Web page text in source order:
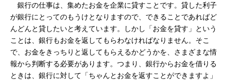
銀行の仕事は、集めたお金を企業に貸すことです。貸した利子
が銀行にとってのもうけとなりますので、できることであればど
んどんと貸したいと考えています。しかし「お金を貸す」という
ことは、銀行もお金を返してもらわなければなりません。そこ
で、お金をきっちりと返してもらえるかどうかを、さまざまな情
報から判断する必要があります。つまり、銀行からお金を借りる
ときは、銀行に対して「ちゃんとお金を返すことができますよ」